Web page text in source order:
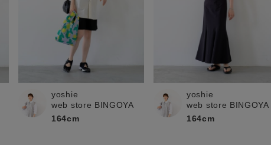
yoshie
web store BINGOYA
164cm
yoshie
web store BINGOYA
164cm